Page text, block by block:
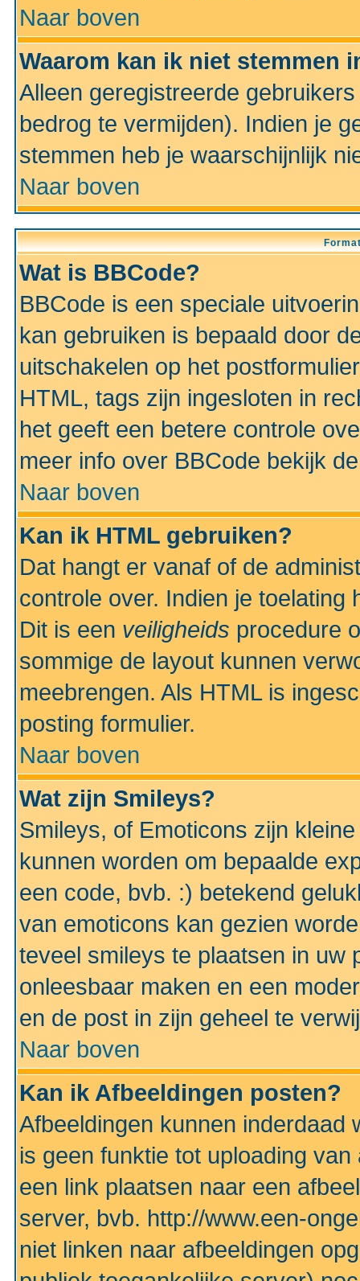
Naar boven
Waarom kan ik niet stemmen
Alleen geregistreerde
bedrog te vermijden). Indien je
stemmen heb je waarschijnlijk
Naar boven
Wat is BBCode?
BBCode is een speciale
kan gebruiken is bepaald door
uitschakelen op het
HTML, tags zijn ingesloten in
het geeft een betere controle
meer info over BBCode bekijk
Naar boven
Kan ik HTML gebruiken?
Dat hangt er vanaf of de
controle over. Indien je
Dit is een veiligheids procedure
sommige de layout kunnen
meebrengen. Als HTML is
posting formulier.
Naar boven
Wat zijn Smileys?
Smileys, of Emoticons zijn
kunnen worden om bepaalde
een code, bvb. :) betekend
van emoticons kan gezien
teveel smileys te plaatsen in uw
onleesbaar maken en een
en de post in zijn geheel te
Naar boven
Kan ik Afbeeldingen posten?
Afbeeldingen kunnen inderdaad
is geen funktie tot uploading
een link plaatsen naar een
server, bvb. http://www.een-
niet linken naar afbeeldingen